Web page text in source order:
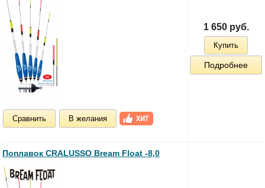
Сравнить В желания
1 650 руб.
Купить
Подробнее
Поплавок CRALUSSO Bream Float -8,0